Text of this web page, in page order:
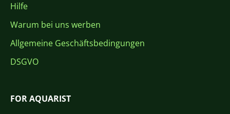
Hilfe
Warum bei uns werben
Allgemeine Geschäftsbedingungen
DSGVO
FOR AQUARIST